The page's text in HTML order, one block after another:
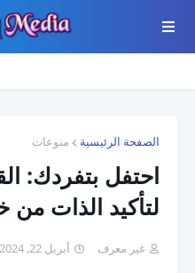
الصفحة الرئيسية منوعات
احتفل بتفردك:
لتأكيد الذات
غير معرف أبريل 22, 2024